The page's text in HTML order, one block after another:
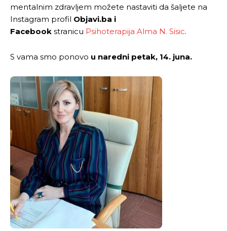
mentalnim zdravljem možete nastaviti da šaljete na
Instagram profil Objavi.ba i
Facebook stranicu Psihoterapija Alma N. Sisic.
S vama smo ponovo u naredni petak, 14. juna.